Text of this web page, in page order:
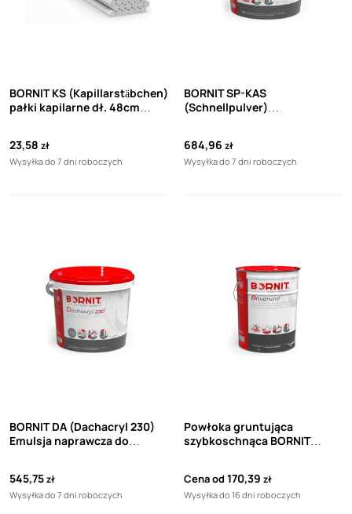
BORNIT KS (Kapillarstäbchen)
pałki kapilarne dł. 48cm
23,58 zł
Wysyłka do 7 dni roboczych
BORNIT SP-KAS
(Schnellpulver)
684,96 zł
Wysyłka do 7 dni roboczych
BORNIT DA (Dachacryl 230)
Emulsja naprawcza do
545,75zł
Wysyłka do 7 dni roboczych
Powłoka gruntująca
szybkoschnąca BORNIT
Cena od170,39 zł
Wysyłka do 16 dni roboczych